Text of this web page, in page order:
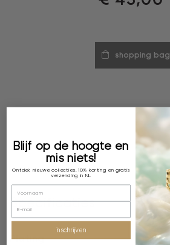
shopping bag
Specificaties
Plating
Blijf op de hoogte en
mis niets!
Ontdek nieuwe collecties, 10% korting en gratis
verzending in NL
inschrijven